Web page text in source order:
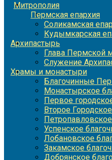
Митрополия
Пермская епархия
Соликамская
Кудымкарская
Архипастырь
Глава Пермской
Служение
Храмы и монастыри
Благочинные
Монастырское
Первое
Второе
Успенское
Лобановское
Закамское
Добрянское